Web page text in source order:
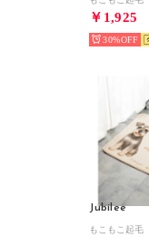
￥1,925
30%
Jubilee